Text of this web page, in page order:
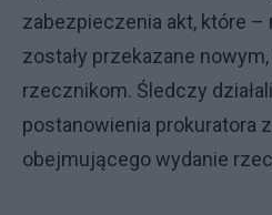
zabezpieczenia akt, które
zostały przekazane
rzecznikom. Śledczy
postanowienia prokuratora
obejmującego wydanie